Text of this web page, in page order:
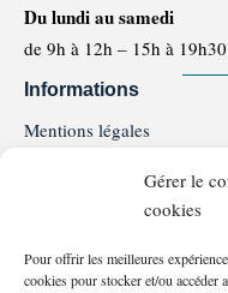
Gérer le
cookies
Pour offrir les meilleures
cookies pour stocker et/ou
Du lundi au samedi
de 9h à 12h – 15h à 19h30
Informations
Mentions légales
Politique de Cookie
Conditions générales de
FAQ